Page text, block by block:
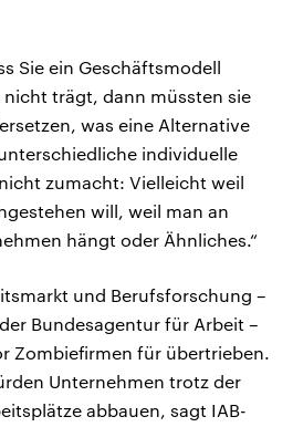
Sie ein Geschäftsmodell
trägt, dann müssten sie
was eine Alternative
individuelle
zumacht: Vielleicht weil
will, weil man an
hängt oder Ähnliches.“
und Berufsforschung –
Bundesagentur für Arbeit –
Zombiefirmen für übertrieben.
Unternehmen trotz der
abbauen, sagt IAB-